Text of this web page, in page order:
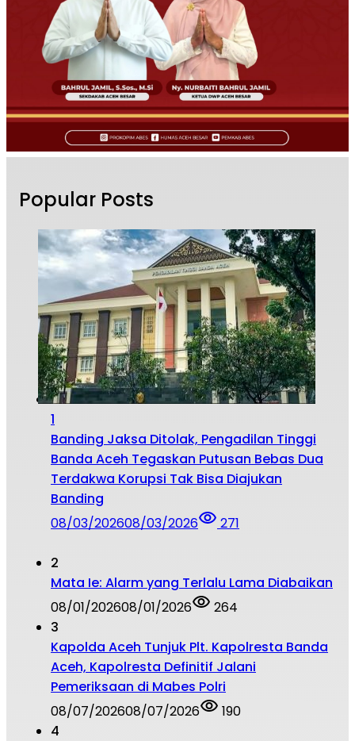
Popular Posts
1
Banding Jaksa Ditolak, Pengadilan Tinggi
Banda Aceh Tegaskan Putusan Bebas Dua
Terdakwa Korupsi Tak Bisa Diajukan
Banding
08/03/202608/03/2026 271
2
Mata Ie: Alarm yang Terlalu Lama Diabaikan
08/01/202608/01/2026
264
3
Kapolda Aceh Tunjuk Plt. Kapolresta Banda
Aceh, Kapolresta Definitif Jalani
Pemeriksaan di Mabes Polri
08/07/202608/07/2026
190
4